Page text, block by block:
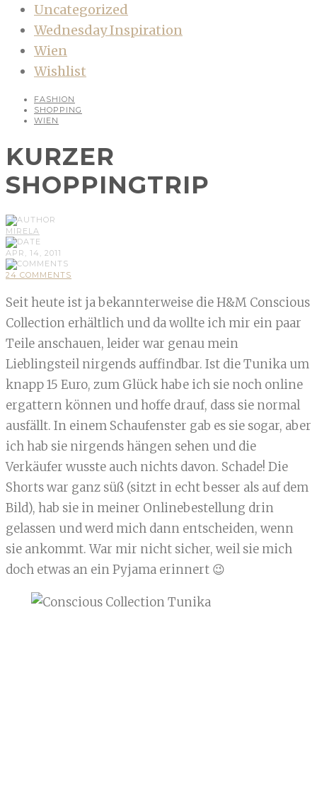
Uncategorized
Wednesday Inspiration
Wien
Wishlist
FASHION
SHOPPING
WIEN
KURZER
SHOPPINGTRIP
MIRELA
APR, 14, 2011
24 COMMENTS
Seit heute ist ja bekannterweise die H&M Conscious
Collection erhältlich und da wollte ich mir ein paar
Teile anschauen, leider war genau mein
Lieblingsteil nirgends auffindbar. Ist die Tunika um
knapp 15 Euro, zum Glück habe ich sie noch online
ergattern können und hoffe drauf, dass sie normal
ausfällt. In einem Schaufenster gab es sie sogar, aber
ich hab sie nirgends hängen sehen und die
Verkäufer wusste auch nichts davon. Schade! Die
Shorts war ganz süß (sitzt in echt besser als auf dem
Bild), hab sie in meiner Onlinebestellung drin
gelassen und werd mich dann entscheiden, wenn
sie ankommt. War mir nicht sicher, weil sie mich
doch etwas an ein Pyjama erinnert 😉